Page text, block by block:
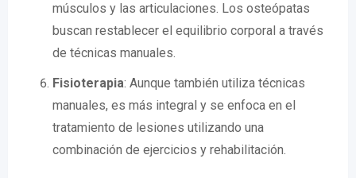
músculos y las articulaciones. Los osteópatas
buscan restablecer el equilibrio corporal a través
de técnicas manuales.
Fisioterapia: Aunque también utiliza técnicas
manuales, es más integral y se enfoca en el
tratamiento de lesiones utilizando una
combinación de ejercicios y rehabilitación.